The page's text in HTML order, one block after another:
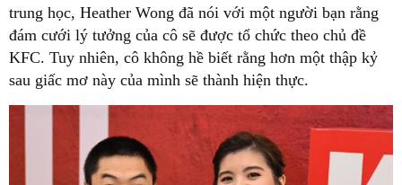
trung học, Heather Wong đã nói với một người bạn rằng
đám cưới lý tưởng của cô sẽ được tổ chức theo chủ đề
KFC. Tuy nhiên, cô không hề biết rằng hơn một thập kỷ
sau giấc mơ này của mình sẽ thành hiện thực.